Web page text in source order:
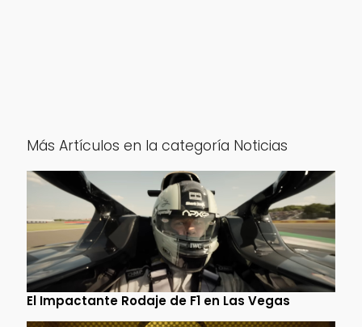
Más Artículos en la categoría Noticias
El Impactante Rodaje de F1 en Las Vegas